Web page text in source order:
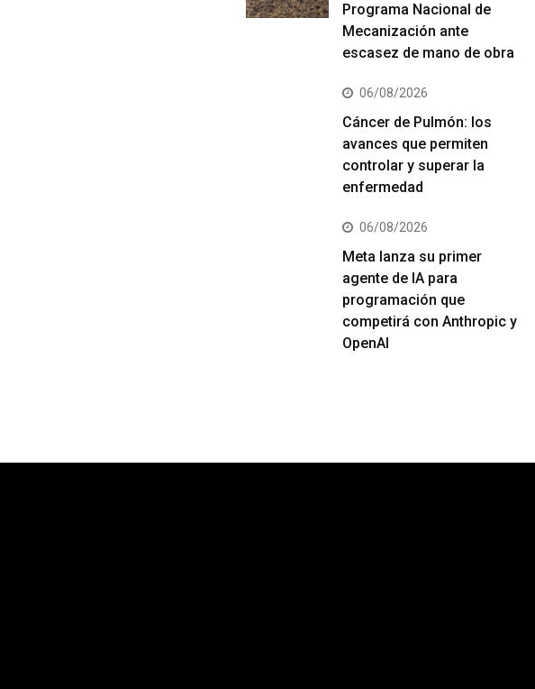
Programa Nacional de
Mecanización ante
escasez de mano de obra
06/08/2026
Cáncer de Pulmón: los
avances que permiten
controlar y superar la
enfermedad
06/08/2026
Meta lanza su primer
agente de IA para
programación que
competirá con Anthropic y
OpenAI